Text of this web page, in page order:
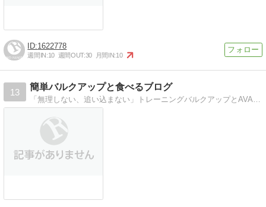
1622778
週間IN:10 週間OUT:30 月間IN:10
13
簡単バルクアップと食べるブログ